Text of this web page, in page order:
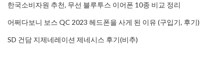
한국소비자원 추천, 무선 블루투스 이어폰 10종 비교 정리
어쩌다보니 보스 QC 2023 헤드폰을 사게 된 이유 (구입기, 후기)
SD 건담 지제네레이션 제네시스 후기(비추)